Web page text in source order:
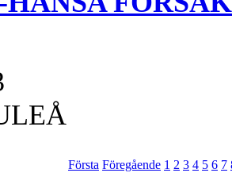
Första Föregående 1 2 3 4 5 6 7